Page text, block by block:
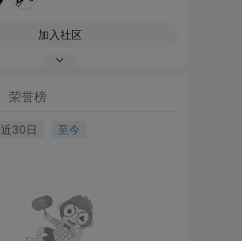
加入社区
荣誉榜
近30日 至今